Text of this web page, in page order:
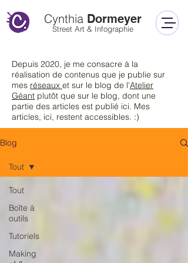
Cynthia Dormeyer
Street Art & Infographie
Depuis 2020, je me consacre à la
réalisation de contenus que je publie sur
mes réseaux et sur le blog de l'Atelier
Géant plutôt que sur le blog, dont une
partie des articles est publié ici. Mes
articles, ici, restent accessibles. :)
Blog
Tout
Boîte à
outils
Tutoriels
Making
Tout